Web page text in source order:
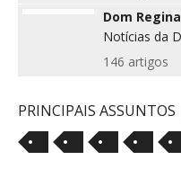
Dom
Notícias da
146 artigos
PRINCIPAIS ASSUNTOS